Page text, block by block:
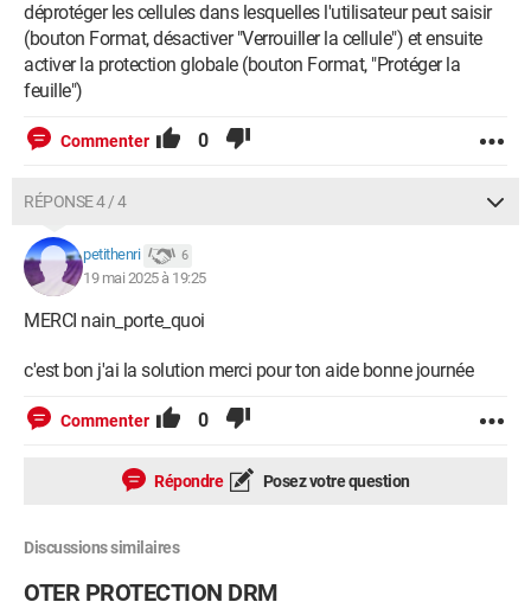
déprotéger les cellules dans lesquelles l'utilisateur peut saisir
(bouton Format, désactiver "Verrouiller la cellule") et ensuite
activer la protection globale (bouton Format, "Protéger la
feuille")
Commenter 0
RÉPONSE 4 / 4
petithenri 6
19 mai 2025 à 19:25
MERCI nain_porte_quoi
c'est bon j'ai la solution merci pour ton aide bonne journée
Commenter 0
Répondre Posez votre question
Discussions similaires
OTER PROTECTION DRM